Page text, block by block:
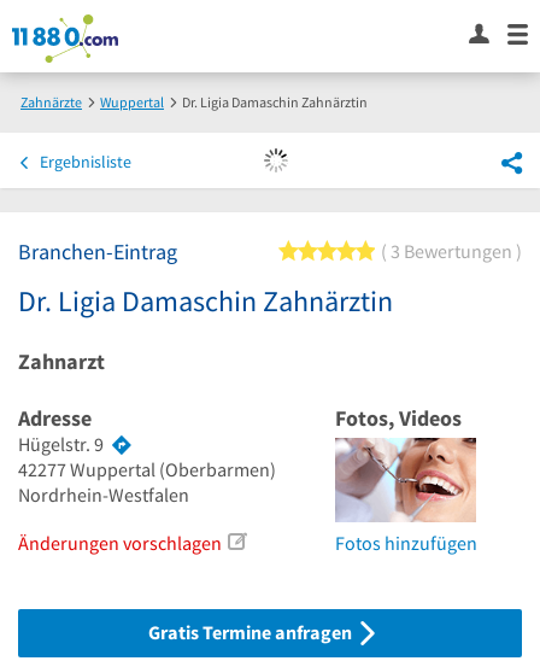
Zahnärzte Wuppertal Dr. Ligia Damaschin Zahnärztin
Ergebnisliste
Branchen-Eintrag 5 von 5 Sternen
3 Bewertungen
Dr. Ligia Damaschin Zahnärztin
Zahnarzt
Adresse
Hügelstr. 9
42277Wuppertal (Oberbarmen)
Nordrhein-Westfalen
Änderungen vorschlagen
Fotos, Videos
Fotos hinzufügen
Gratis Termine anfragen